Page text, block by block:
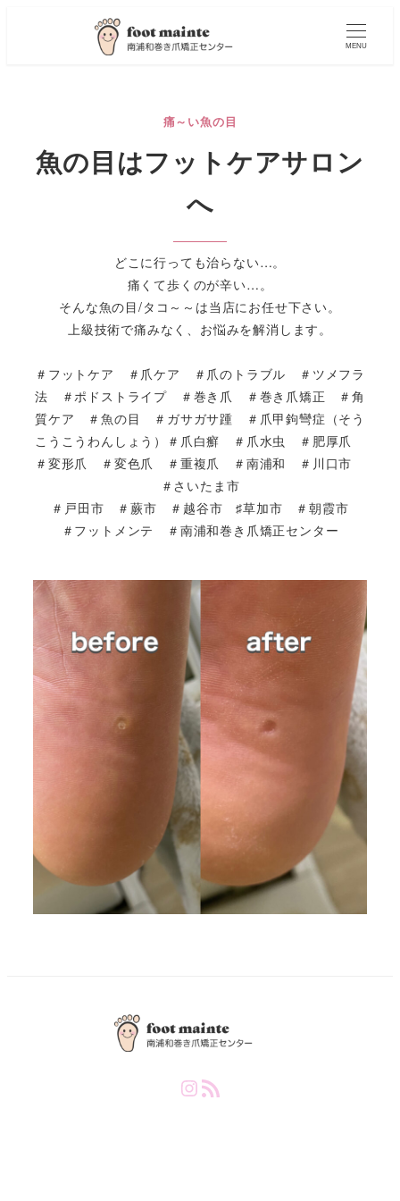
MENU
痛～い魚の目
魚の目はフットケアサロン
へ
どこに行っても治らない…。
痛くて歩くのが辛い…。
そんな魚の目/タコ～～は当店にお任せ下さい。
上級技術で痛みなく、お悩みを解消します。
＃フットケア ＃爪ケア ＃爪のトラブル ＃ツメフラ
法 ＃ポドストライプ ＃巻き爪 ＃巻き爪矯正 ＃角
質ケア ＃魚の目 ＃ガサガサ踵 ＃爪甲鉤彎症（そう
こうこうわんしょう）＃爪白癬 ＃爪水虫 ＃肥厚爪
＃変形爪 ＃変色爪 ＃重複爪 ＃南浦和 ＃川口市
＃さいたま市
＃戸田市 ＃蕨市 ＃越谷市 ♯草加市 ＃朝霞市
＃フットメンテ ＃南浦和巻き爪矯正センター
InstagramRSS Feed